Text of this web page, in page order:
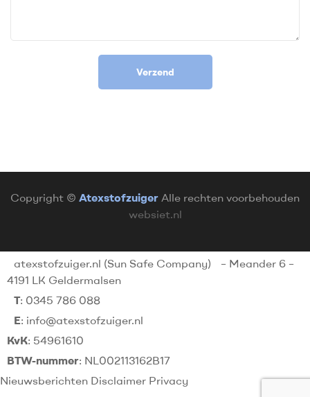
Verzend
Copyright © Atexstofzuiger Alle rechten voorbehouden
websiet.nl
atexstofzuiger.nl (Sun Safe Company)
– Meander 6 –
4191 LK Geldermalsen
T: 0345 786 088
E: info@atexstofzuiger.nl
KvK: 54961610
BTW-nummer: NL002113162B17
Nieuwsberichten Disclaimer Privacy